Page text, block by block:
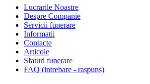
Lucrarile Noastre
Despre Companie
Servicii funerare
Informatii
Contacte
Articole
Sfaturi funerare
FAQ (intrebare - raspuns)